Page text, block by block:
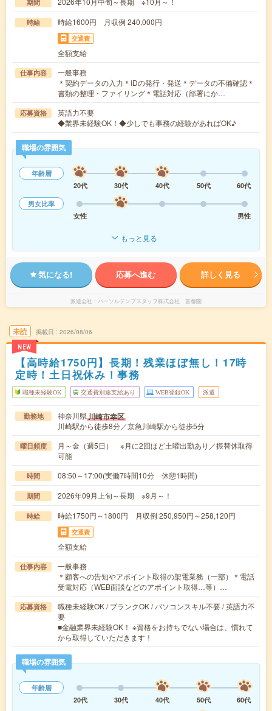
期間
時給 時給1600円 月収例 240,000円
交通費
全額支給
仕事内容
一般事務
＊契約データの入力＊IDの発行・発送＊データの不備確認＊
書類の整理・ファイリング＊電話対応（部署にか…
応募資格
英語力不要
◆業界未経験OK！◆少しでも事務の経験があればOK♪
職場の雰囲気
年齢層
20代
30代 40代 50代
60代
男女比率
女性
男性
もっと見る
気になる! 応募へ進む 詳しく見る
派遣会社 パーソルテンプスタッフ株式会社 首都圏
未読
NEW
掲載日 2026/08/06
【高時給1750円】長期！残業ほぼ無し！17時
定時！土日祝休み！事務
職種未経験OK 交通費別途支給あり WEB登録OK 派遣
勤務地 神奈川県川崎市幸区
川崎駅から徒歩8分／京急川崎駅から徒歩5分
曜日頻度
月～金（週5日） ※月に2回ほど土曜出勤あり／振替休取得
可能
時間 08:50～17:00(実働7時間10分 休憩1時間)
期間 2026年09月上旬～長期 ※9月～！
時給 時給1750円～1800円 月収例 250,950円～258,120円
交通費
全額支給
仕事内容
一般事務
＊顧客への告知やアポイント取得の架電業務（一部）＊電話
受電対応（WEB面談などのアポイント取得…等）…
応募資格
職種未経験OK / ブランクOK / パソコンスキル不要 / 英語力不
要
■金融業界未経験OK！ ※資格をお持ちでない場合は、慣れて
から取得していただきます！
職場の雰囲気
年齢層
20代
30代 40代 50代
60代